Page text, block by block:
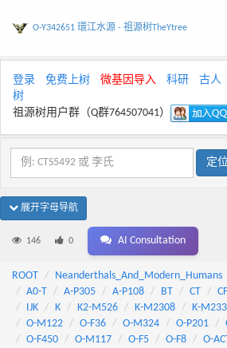
O-Y342651 環江水源 - 祖源树TheYtree
登录 免费上树 微基因导入 科研 古人
树
祖源树用户群（Q群764507041）
展开字母导航
146 0 AI Consultation
ROOT Neanderthals_And_Modern_Humans
A0-T
A-P305 A-P108 BT CT CF
IJK
K K2-M526 K-M2308 K-
O-M122
O-F36 O-M324 O-P201
O-F450
O-M117 O-F5 O-F8 O-